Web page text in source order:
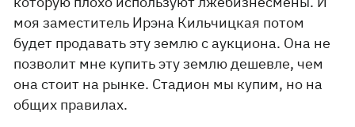
моя заместитель Ирэна Кильчицкая потом
будет продавать эту землю с аукциона. Она не
позволит мне купить эту землю дешевле, чем
она стоит на рынке. Стадион мы купим, но на
общих правилах.